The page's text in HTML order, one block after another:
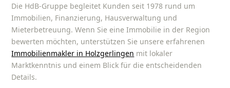
Die HdB-Gruppe begleitet Kunden seit 1978 rund um
Immobilien, Finanzierung, Hausverwaltung und
Mieterbetreuung. Wenn Sie eine Immobilie in der Region
bewerten möchten, unterstützen Sie unsere erfahrenen
Immobilienmakler in Holzgerlingen mit lokaler
Marktkenntnis und einem Blick für die entscheidenden
Details.